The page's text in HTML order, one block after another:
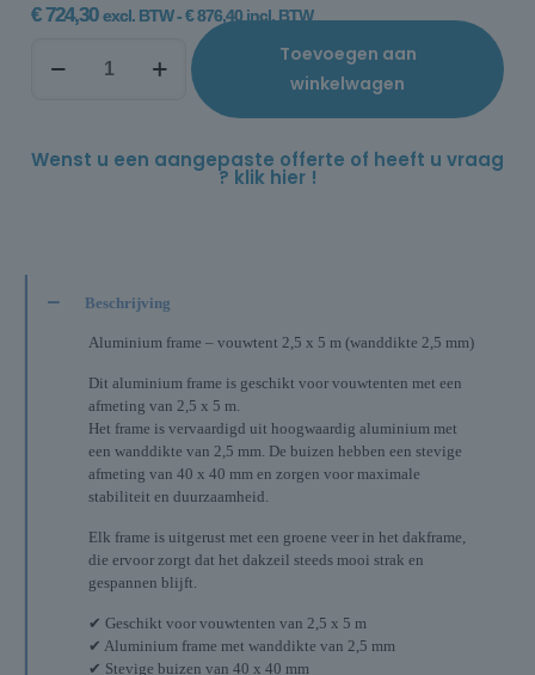
€724,30 excl. BTW -€876,40 incl. BTW
Toevoegen aan
winkelwagen
Wenst u een aangepaste offerte of heeft u vraag
? klik hier !
Beschrijving
Aluminium frame – vouwtent 2,5 x 5 m (wanddikte 2,5 mm)
Dit aluminium frame is geschikt voor vouwtenten met een
afmeting van 2,5 x 5 m.
Het frame is vervaardigd uit hoogwaardig aluminium met
een wanddikte van 2,5 mm. De buizen hebben een stevige
afmeting van 40 x 40 mm en zorgen voor maximale
stabiliteit en duurzaamheid.
Elk frame is uitgerust met een groene veer in het dakframe,
die ervoor zorgt dat het dakzeil steeds mooi strak en
gespannen blijft.
✔ Geschikt voor vouwtenten van 2,5 x 5 m
✔ Aluminium frame met wanddikte van 2,5 mm
✔ Stevige buizen van 40 x 40 mm